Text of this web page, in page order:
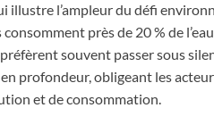
illustre l’ampleur du défi
près de 20 % de
souvent passer sous
profondeur, obligeant les
et de consommation.